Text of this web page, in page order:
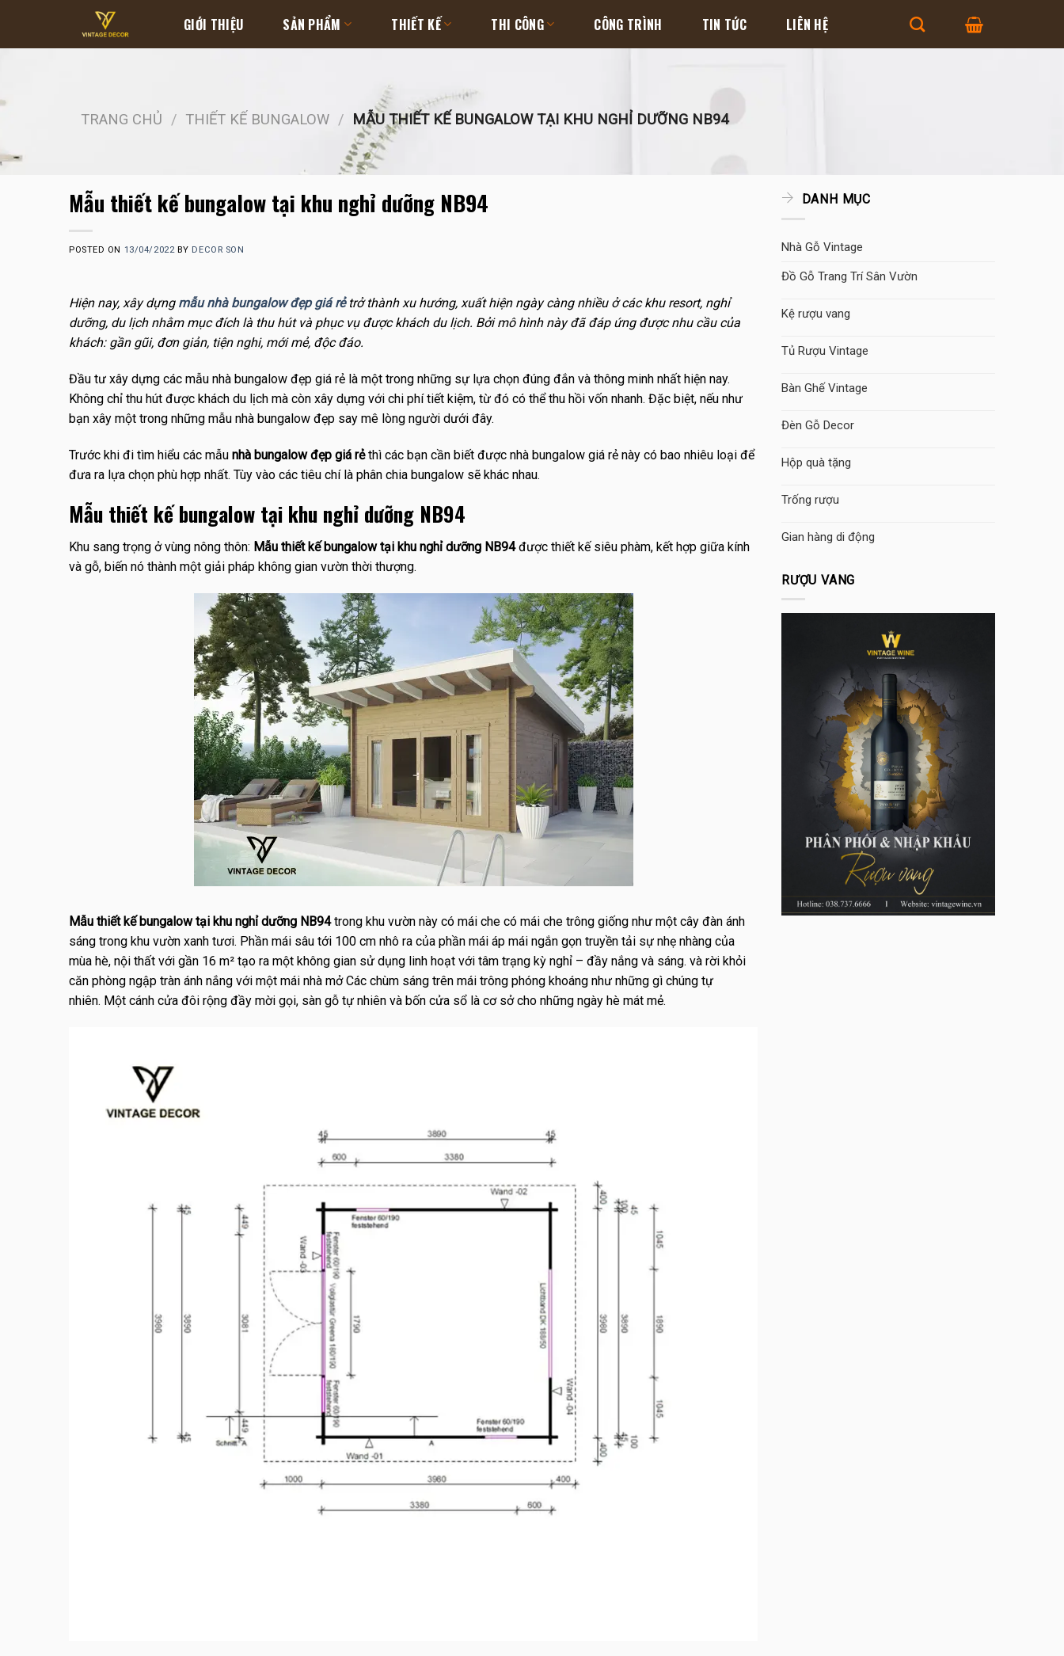
content
GIỚI THIỆU SẢN PHẨM THIẾT KẾ THI CÔNG CÔNG TRÌNH TIN TỨC LIÊN HỆ
TRANG CHỦ / THIẾT KẾ BUNGALOW / MẪU THIẾT KẾ BUNGALOW TẠI KHU NGHỈ DƯỠNG NB94
Mẫu thiết kế bungalow tại khu nghỉ dưỡng NB94
POSTED ON 13/04/2022BY DECOR SON
Hiện nay, xây dựng mẫu nhà bungalow đẹp giá rẻ trở thành xu hướng, xuất hiện ngày càng nhiều ở các khu resort, nghỉ
dưỡng, du lịch nhằm mục đích là thu hút và phục vụ được khách du lịch. Bởi mô hình này đã đáp ứng được nhu cầu của
khách: gần gũi, đơn giản, tiện nghi, mới mẻ, độc đáo.
Đầu tư xây dựng các mẫu nhà bungalow đẹp giá rẻ là một trong những sự lựa chọn đúng đắn và thông minh nhất hiện nay.
Không chỉ thu hút được khách du lịch mà còn xây dựng với chi phí tiết kiệm, từ đó có thể thu hồi vốn nhanh. Đặc biệt, nếu như
bạn xây một trong những mẫu nhà bungalow đẹp say mê lòng người dưới đây.
Trước khi đi tìm hiểu các mẫu nhà bungalow đẹp giá rẻthì các bạn cần biết được nhà bungalow giá rẻ này có bao nhiêu loại để
đưa ra lựa chọn phù hợp nhất. Tùy vào các tiêu chí là phân chia bungalow sẽ khác nhau.
Mẫu thiết kế bungalow tại khu nghỉ dưỡng NB94
Khu sang trọng ở vùng nông thôn: Mẫu thiết kế bungalow tại khu nghỉ dưỡng NB94được thiết kế siêu phàm, kết hợp giữa kính
và gỗ, biến nó thành một giải pháp không gian vườn thời thượng.
Mẫu thiết kế bungalow tại khu nghỉ dưỡng NB94trong khu vườn này có mái che có mái che trông giống như một cây đàn ánh
sáng trong khu vườn xanh tươi. Phần mái sâu tới 100 cm nhô ra của phần mái áp mái ngắn gọn truyền tải sự nhẹ nhàng của
mùa hè, nội thất với gần 16 m² tạo ra một không gian sử dụng linh hoạt với tâm trạng kỳ nghỉ – đầy nắng và sáng. và rời khỏi
căn phòng ngập tràn ánh nắng với một mái nhà mở Các chùm sáng trên mái trông phóng khoáng như những gì chúng tự
nhiên. Một cánh cửa đôi rộng đầy mời gọi, sàn gỗ tự nhiên và bốn cửa sổ là cơ sở cho những ngày hè mát mẻ.
DANH MỤC
Nhà Gỗ Vintage
Đồ Gỗ Trang Trí Sân Vườn
Kệ rượu vang
Tủ Rượu Vintage
Bàn Ghế Vintage
Đèn Gỗ Decor
Hộp quà tặng
Trống rượu
Gian hàng di động
RƯỢU VANG